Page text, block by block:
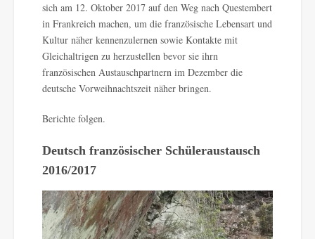
sich am 12. Oktober 2017 auf den Weg nach Questembert
in Frankreich machen, um die französische Lebensart und
Kultur näher kennenzulernen sowie Kontakte mit
Gleichaltrigen zu herzustellen bevor sie ihrn
französischen Austauschpartnern im Dezember die
deutsche Vorweihnachtszeit näher bringen.
Berichte folgen.
Deutsch französischer Schüleraustausch
2016/2017